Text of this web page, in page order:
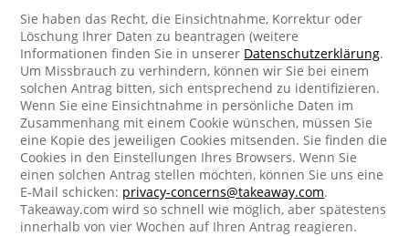
Sie haben das Recht, die Einsichtnahme, Korrektur oder
Löschung Ihrer Daten zu beantragen (weitere
Informationen finden Sie in unserer Datenschutzerklärung.
Um Missbrauch zu verhindern, können wir Sie bei einem
solchen Antrag bitten, sich entsprechend zu identifizieren.
Wenn Sie eine Einsichtnahme in persönliche Daten im
Zusammenhang mit einem Cookie wünschen, müssen Sie
eine Kopie des jeweiligen Cookies mitsenden. Sie finden die
Cookies in den Einstellungen Ihres Browsers. Wenn Sie
einen solchen Antrag stellen möchten, können Sie uns eine
E-Mail schicken: privacy-concerns@takeaway.com.
Takeaway.com wird so schnell wie möglich, aber spätestens
innerhalb von vier Wochen auf Ihren Antrag reagieren.